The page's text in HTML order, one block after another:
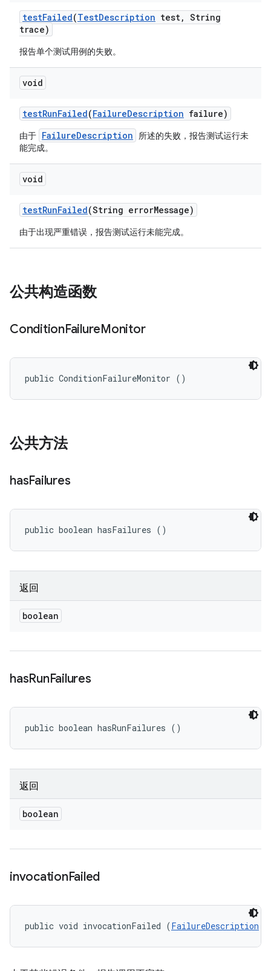
testFailed(TestDescription test, String
trace)
报告单个测试用例的失败。
void
testRunFailed(FailureDescription failure)
由于 FailureDescription
所述的失败，报告测试运行未
能完成。
void
testRunFailed(String errorMessage)
由于出现严重错误，报告测试运行未能完成。
公共构造函数
ConditionFailureMonitor
public ConditionFailureMonitor ()
公共方法
hasFailures
public boolean hasFailures ()
返回
boolean
hasRunFailures
public boolean hasRunFailures ()
返回
boolean
invocationFailed
public void invocationFailed (FailureDescription